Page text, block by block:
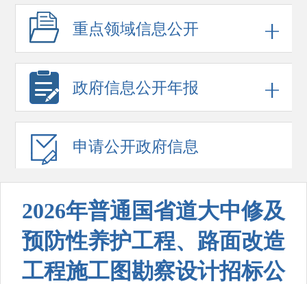
重点领域信息公开
政府信息公开年报
申请公开政府信息
2026年普通国省道大中修及
预防性养护工程、路面改造
工程施工图勘察设计招标公